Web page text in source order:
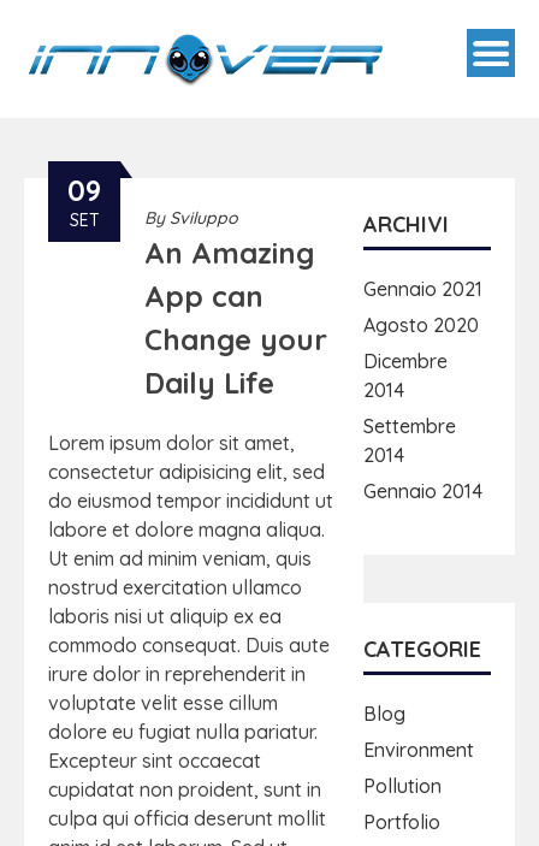
09
SET By Sviluppo
An Amazing
App can
Change your
Daily Life
Lorem ipsum dolor sit amet,
consectetur adipisicing elit, sed
do eiusmod tempor incididunt ut
labore et dolore magna aliqua.
Ut enim ad minim veniam, quis
nostrud exercitation ullamco
laboris nisi ut aliquip ex ea
commodo consequat. Duis aute
irure dolor in reprehenderit in
voluptate velit esse cillum
dolore eu fugiat nulla pariatur.
Excepteur sint occaecat
cupidatat non proident, sunt in
culpa qui officia deserunt mollit
ARCHIVI
Gennaio 2021
Agosto 2020
Dicembre
2014
Settembre
2014
Gennaio 2014
CATEGORIE
Blog
Environment
Pollution
Portfolio